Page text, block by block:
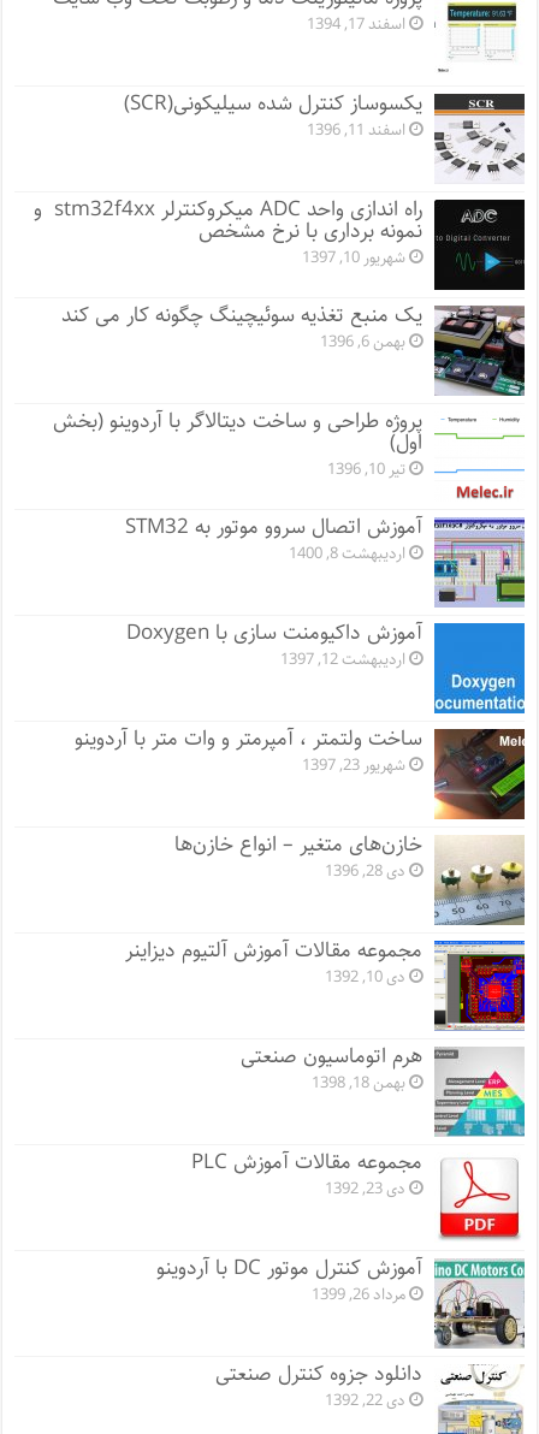
اسفند 17, 1394
یکسوساز کنترل شده سیلیکونی(SCR)
اسفند 11, 1396
راه اندازی واحد ADC میکروکنترلر stm32f4xx و
نمونه برداری با نرخ مشخص
شهریور 10, 1397
یک منبع تغذیه سوئیچینگ چگونه کار می کند
بهمن 6, 1396
پروژه طراحی و ساخت دیتالاگر با آردوینو (بخش
اول)
تیر 10, 1396
آموزش اتصال سروو موتور به STM32
اردیبهشت 8, 1400
آموزش داکیومنت سازی با Doxygen
اردیبهشت 12, 1397
ساخت ولتمتر ، آمپرمتر و وات متر با آردوینو
شهریور 23, 1397
خازن‌های متغیر – انواع خازن‌ها
دی 28, 1396
مجموعه مقالات آموزش آلتیوم دیزاینر
دی 10, 1392
هرم اتوماسیون صنعتی
بهمن 18, 1398
مجموعه مقالات آموزش PLC
دی 23, 1392
آموزش کنترل موتور DC با آردوینو
مرداد 26, 1399
دانلود جزوه کنترل صنعتی
دی 22, 1392